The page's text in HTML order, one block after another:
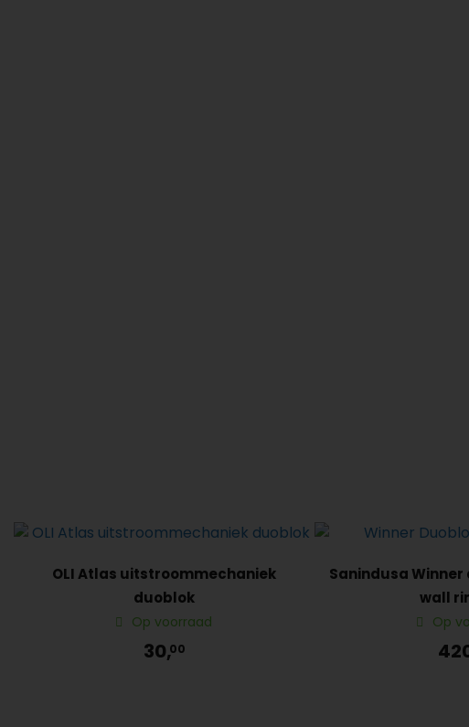
OLI Atlas uitstroommechaniek
duoblok
Op voorraad
30,00
Sanindusa
wall
Op